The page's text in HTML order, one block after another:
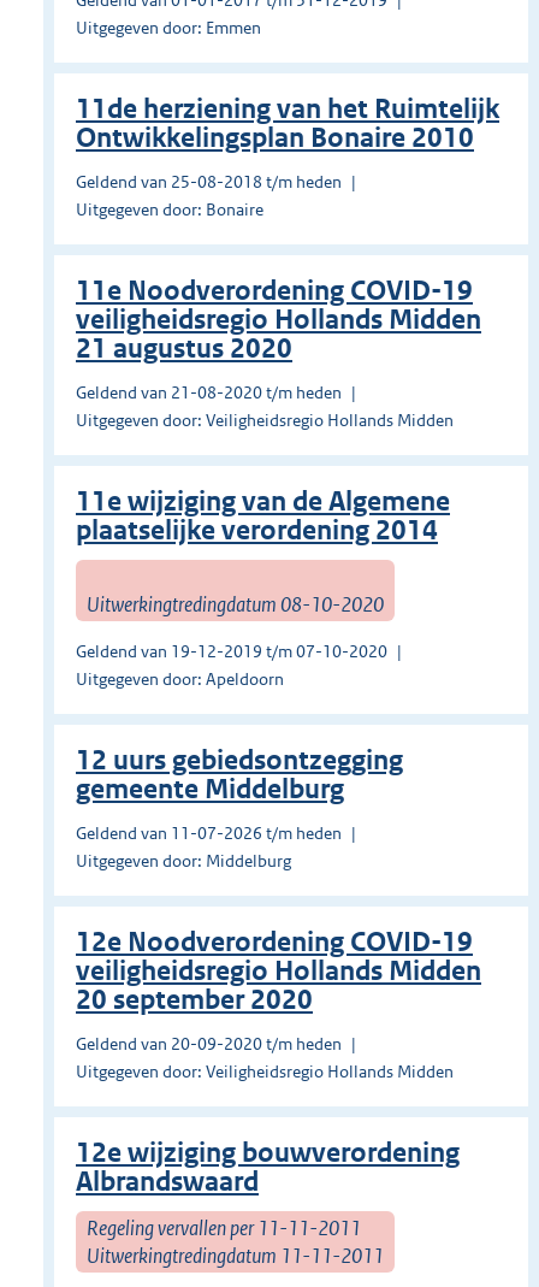
Uitgegeven door: Emmen
11de herziening van het Ruimtelijk
Ontwikkelingsplan Bonaire 2010
Geldend van 25-08-2018 t/m heden
Uitgegeven door: Bonaire
11e Noodverordening COVID-19
veiligheidsregio Hollands Midden
21 augustus 2020
Geldend van 21-08-2020 t/m heden
Uitgegeven door: Veiligheidsregio Hollands Midden
11e wijziging van de Algemene
plaatselijke verordening 2014
Uitwerkingtredingdatum 08-10-2020
Geldend van 19-12-2019 t/m 07-10-2020
Uitgegeven door: Apeldoorn
12 uurs gebiedsontzegging
gemeente Middelburg
Geldend van 11-07-2026 t/m heden
Uitgegeven door: Middelburg
12e Noodverordening COVID-19
veiligheidsregio Hollands Midden
20 september 2020
Geldend van 20-09-2020 t/m heden
Uitgegeven door: Veiligheidsregio Hollands Midden
12e wijziging bouwverordening
Albrandswaard
Regeling vervallen per 11-11-2011
Uitwerkingtredingdatum 11-11-2011